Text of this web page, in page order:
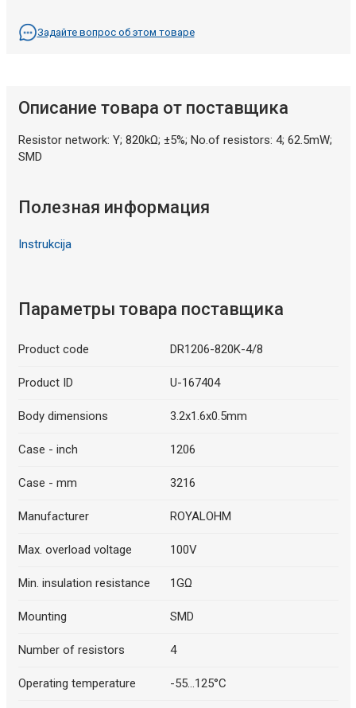
Задайте вопрос об этом товаре
Описание товара от поставщика
Resistor network: Y; 820kΩ; ±5%; No.of resistors: 4; 62.5mW;
SMD
Полезная информация
Instrukcija
Параметры товара поставщика
Product code DR1206-820K-4/8
Product ID U-167404
Body dimensions 3.2x1.6x0.5mm
Case - inch 1206
Case - mm 3216
Manufacturer ROYALOHM
Max. overload voltage 100V
Min. insulation resistance 1GΩ
Mounting SMD
Number of resistors 4
Operating temperature -55...125°C